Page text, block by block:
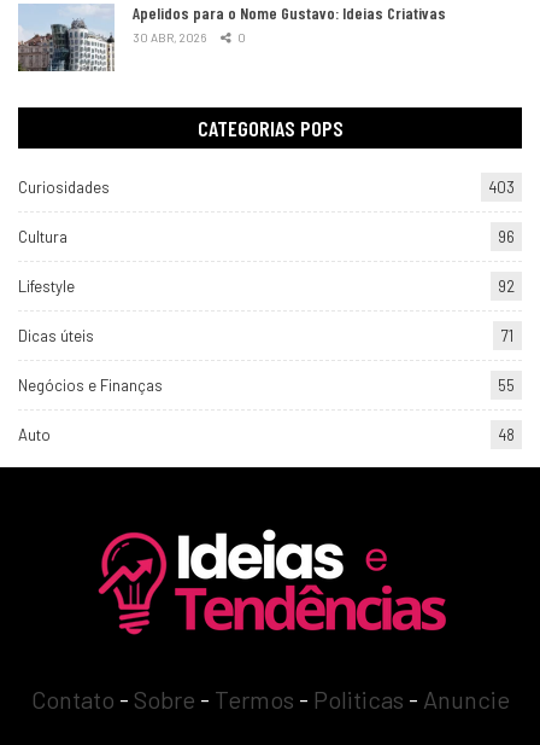
Apelidos para o Nome Gustavo: Ideias Criativas
30 ABR, 2026 0
CATEGORIAS POPS
Curiosidades 403
Cultura 96
Lifestyle 92
Dicas úteis 71
Negócios e Finanças 55
Auto 48
Contato - Sobre - Termos - Politicas - Anuncie